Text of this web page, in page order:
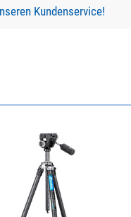
Kundenservice!